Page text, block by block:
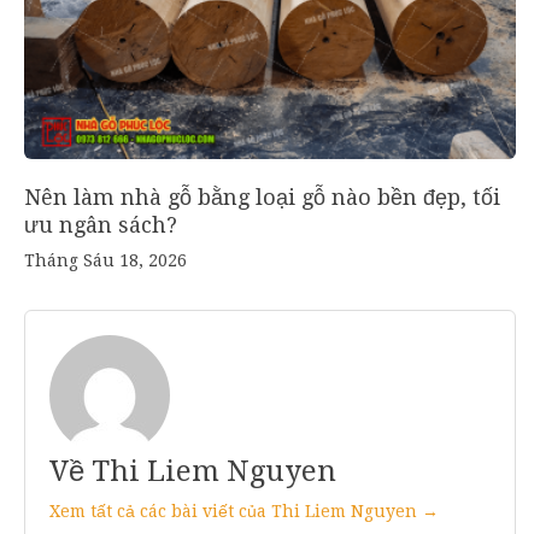
Nên làm nhà gỗ bằng loại gỗ nào bền đẹp, tối
ưu ngân sách?
Tháng Sáu 18, 2026
Về Thi Liem Nguyen
Xem tất cả các bài viết của Thi Liem Nguyen →